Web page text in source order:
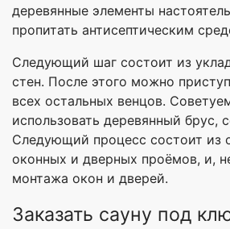
деревянные элементы
пропитать антисептическим
Следующий шаг состоит из
стен. После этого можно
всех остальных венцов.
использовать деревянный брус,
Следующий процесс состоит из
оконных и дверных проёмов, и,
монтажа окон и дверей.
Заказать сауну под